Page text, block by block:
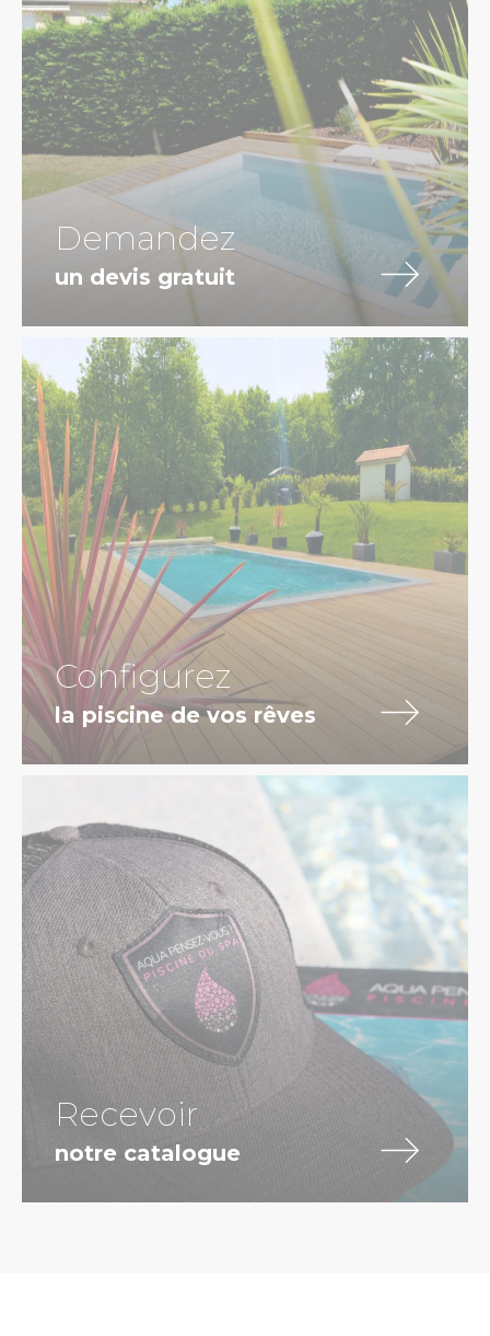
Demandez
un devis gratuit
Configurez
la piscine de vos rêves
Recevoir
notre catalogue